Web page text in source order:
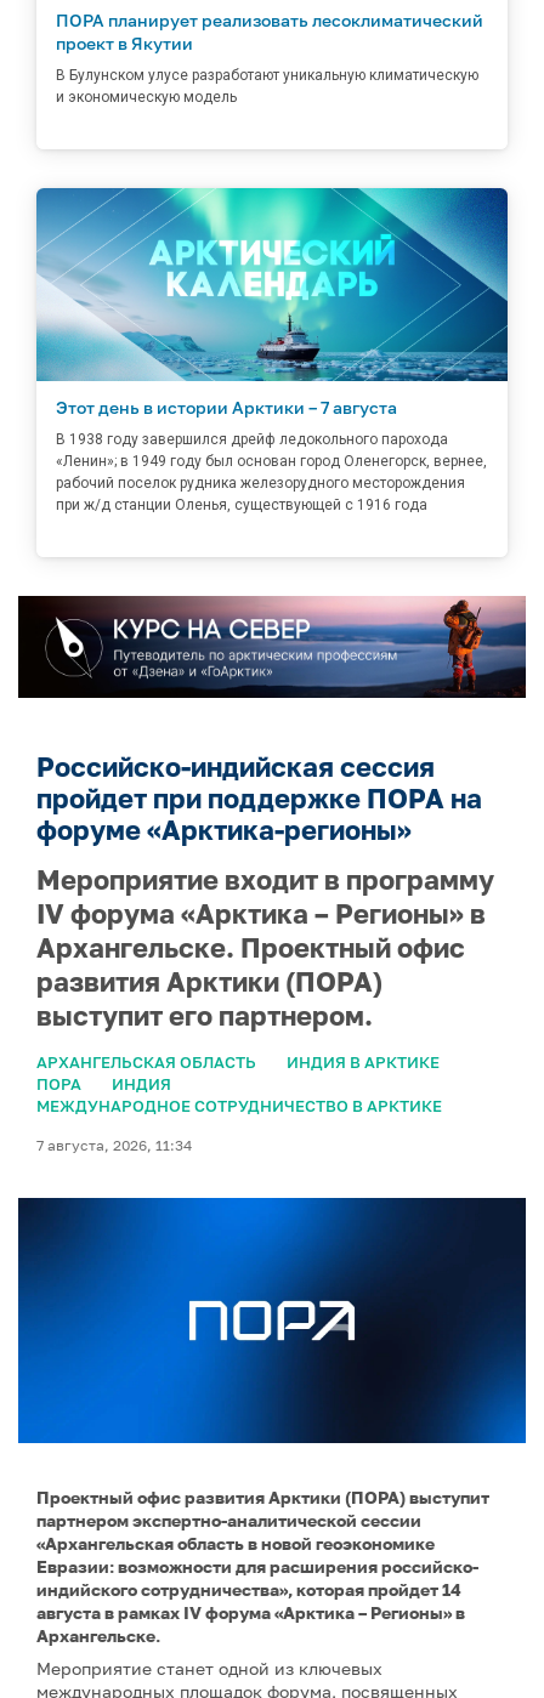
ПОРА планирует реализовать лесоклиматический
проект в Якутии
В Булунском улусе разработают уникальную климатическую
и экономическую модель
Этот день в истории Арктики – 7 августа
В 1938 году завершился дрейф ледокольного парохода
«Ленин»; в 1949 году был основан город Оленегорск, вернее,
рабочий поселок рудника железорудного месторождения
при ж/д станции Оленья, существующей с 1916 года
Российско-индийская сессия
пройдет при поддержке ПОРА на
форуме «Арктика-регионы»
Мероприятие входит в программу
IV форума «Арктика – Регионы» в
Архангельске. Проектный офис
развития Арктики (ПОРА)
выступит его партнером.
АРХАНГЕЛЬСКАЯ ОБЛАСТЬ
ИНДИЯ В АРКТИКЕ
ПОРА
ИНДИЯ
МЕЖДУНАРОДНОЕ СОТРУДНИЧЕСТВО В АРКТИКЕ
7 августа, 2026, 11:34
Проектный офис развития Арктики (ПОРА) выступит
партнером экспертно-аналитической сессии
«Архангельская область в новой геоэкономике
Евразии: возможности для расширения российско-
индийского сотрудничества», которая пройдет 14
августа в рамках IV форума «Арктика – Регионы» в
Архангельске.
Мероприятие станет одной из ключевых
международных площадок форума, посвященных